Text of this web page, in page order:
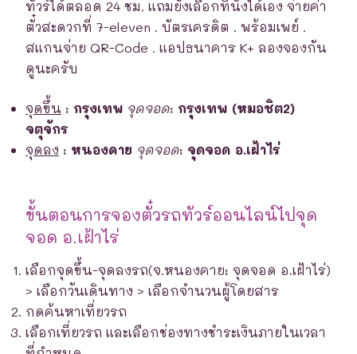
ทัวร์ได้ตลอด 24 ชม. แถมยังเลือกที่นั่งได้เอง จ่ายค่า
ตั๋วสะดวกที่ 7-eleven . บัตรเครดิต . พร้อมเพย์ .
สแกนจ่าย QR-Code . แอปธนาคาร K+ ลองจองกัน
ดูนะครับ
จุดขึ้น : กรุงเทพ จุดจอด: กรุงเทพ (หมอชิต2)
จตุจักร
จุดลง : หนองคาย จุดจอด: จุดจอด อ.เฝ้าไร่
ขั้นตอนการจองตั๋วรถทัวร์ออนไลน์ไปจุด
จอด อ.เฝ้าไร่
เลือกจุดขึ้น-จุดลงรถ(จ.หนองคาย: จุดจอด อ.เฝ้าไร่)
> เลือกวันเดินทาง > เลือกจำนวนผู้โดยสาร
กดค้นหาเที่ยวรถ
เลือกเที่ยวรถ และเลือกช่องทางชำระเงินภายในเวลา